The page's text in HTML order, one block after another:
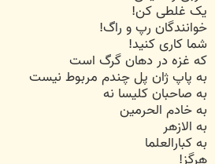
یک غلطی کن!
خوانندگان رپ و راگ!
شما کاری کنید!
که غزه در دهان گرگ است
به پاپ ژان پل چندم مربوط نیست
به صاحبان کلیسا نه
به خادم الحرمین
به الازهر
به کبارالعلما
هرگز!